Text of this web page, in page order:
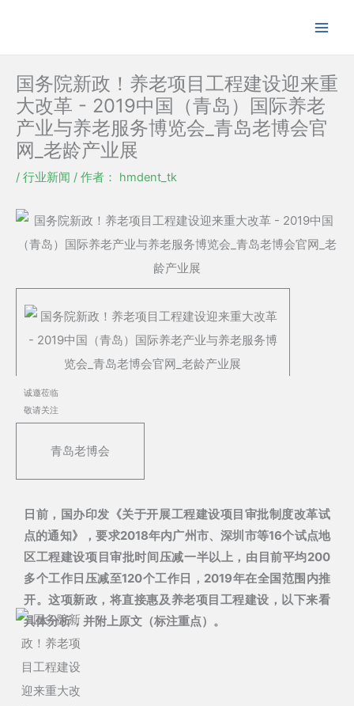
内
国务院新政！养老项目工程建设迎来重
大改革 - 2019中国（青岛）国际养老
产业与养老服务博览会_青岛老博会官
网_老龄产业展
/ 行业新闻 / 作者： hmdent_tk
诚邀莅临
敬请关注
青岛老博会
日前，国办印发《关于开展工程建设项目审批制度改革试
点的通知》，要求2018年内广州市、深圳市等16个试点地
区工程建设项目审批时间压减一半以上，由目前平均200
多个工作日压减至120个工作日，2019年在全国范围内推
开。这项新政，将直接惠及养老项目工程建设，以下来看
具体分析，并附上原文（标注重点）。